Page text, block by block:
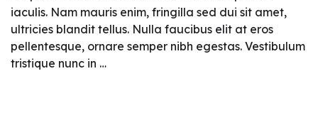
iaculis. Nam mauris enim, fringilla sed dui sit amet,
ultricies blandit tellus. Nulla faucibus elit at eros
pellentesque, ornare semper nibh egestas. Vestibulum
tristique nunc in …